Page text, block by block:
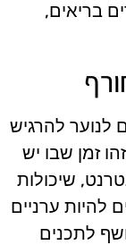
בריאים,
לנוער להרגיש
זמן שבו יש
שיכולות
להיות ערניים
לתכנים